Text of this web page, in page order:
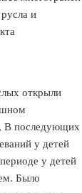
и
открыли
В последующих
у детей
у детей
Было